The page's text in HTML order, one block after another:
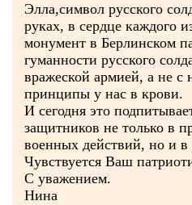
Элла,символ русского
руках, в сердце каждого
монумент в Берлинском
гуманности русского
вражеской армией, а не с
принципы у нас в крови.
И сегодня это
защитников не только в
военных действий, но и в
Чувствуется Ваш
С уважением.
Нина